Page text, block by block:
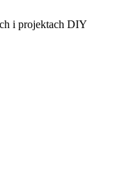
i projektach DIY